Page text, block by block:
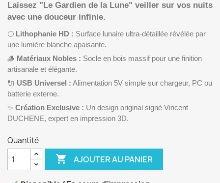
Laissez "Le Gardien de la Lune" veiller sur vos nuits
avec une douceur infinie.
🌕 Lithophanie HD : Surface lunaire ultra-détaillée révélée par
une lumière blanche apaisante.
🪵 Matériaux Nobles : Socle en bois massif pour une finition
artisanale et élégante.
🔌 USB Universel : Alimentation 5V simple sur chargeur, PC ou
batterie externe.
✨ Création Exclusive : Un design original signé Vincent
DUCHENE, expert en impression 3D.
Quantité
 AJOUTER AU PANIER